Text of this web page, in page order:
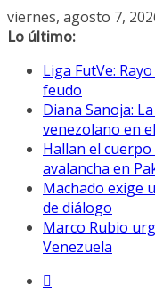
Saltar
al
viernes, agosto 7,
Lo último:
Liga FutVe:
feudo
Diana Sanoja:
venezolano en
Hallan el
avalancha en
Machado exige
de diálogo
Marco Rubio
Venezuela